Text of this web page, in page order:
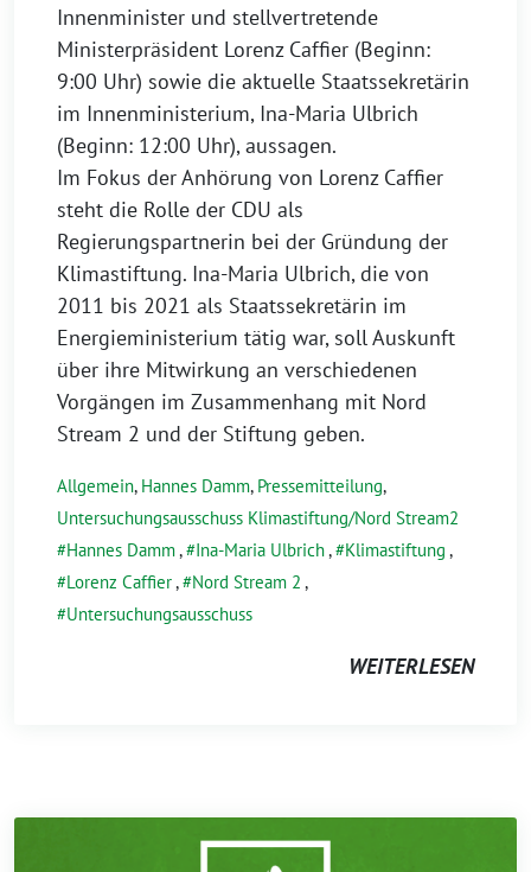
Innenminister und stellvertretende
Ministerpräsident Lorenz Caffier (Beginn:
9:00 Uhr) sowie die aktuelle Staatssekretärin
im Innenministerium, Ina-Maria Ulbrich
(Beginn: 12:00 Uhr), aussagen.
Im Fokus der Anhörung von Lorenz Caffier
steht die Rolle der CDU als
Regierungspartnerin bei der Gründung der
Klimastiftung. Ina-Maria Ulbrich, die von
2011 bis 2021 als Staatssekretärin im
Energieministerium tätig war, soll Auskunft
über ihre Mitwirkung an verschiedenen
Vorgängen im Zusammenhang mit Nord
Stream 2 und der Stiftung geben.
Allgemein, Hannes Damm, Pressemitteilung,
Untersuchungsausschuss Klimastiftung/Nord Stream2
Hannes Damm, Ina-Maria Ulbrich, Klimastiftung ,
Lorenz Caffier, Nord Stream 2 ,
Untersuchungsausschuss
WEITERLESEN